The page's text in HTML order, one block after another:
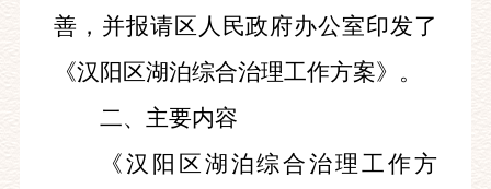
善，并报请区人民政府办公室印发了
《汉阳区湖泊综合治理工作方案》。
二、主要内容
《汉阳区湖泊综合治理工作方